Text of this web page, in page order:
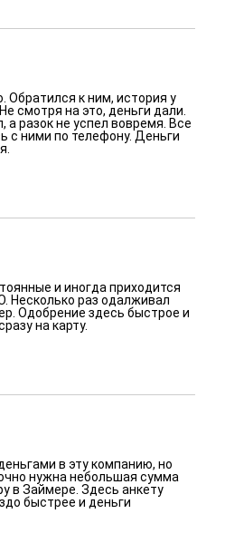
к ним, история у
смотря на это, деньги дали.
а разок не успел вовремя. Все
с ними по телефону. Деньги
и иногда приходится
Несколько раз одалживал
Одобрение здесь быстрое и
на карту.
в эту компанию, но
нужна небольшая сумма
в Займере. Здесь анкету
быстрее и деньги